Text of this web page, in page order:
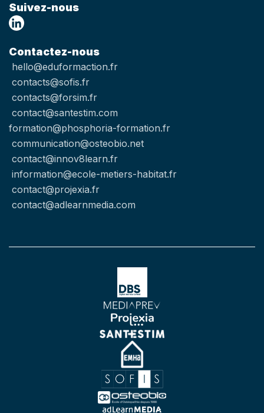
Suivez-nous
Contactez-nous
hello@eduformaction.fr
contacts@sofis.fr
contacts@forsim.fr
contact@santestim.com
formation@phosphoria-formation.fr
communication@osteobio.net
contact@innov8learn.fr
information@ecole-metiers-habitat.fr
contact@projexia.fr
contact@adlearnmedia.com